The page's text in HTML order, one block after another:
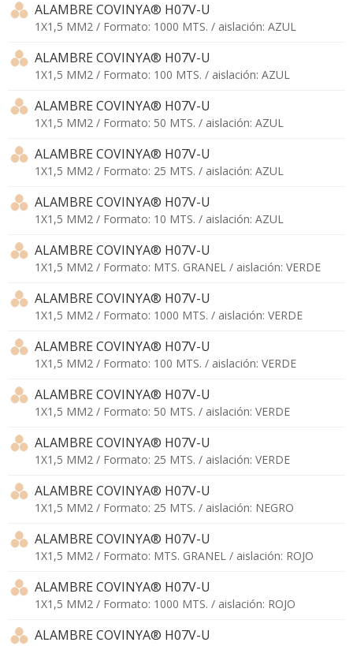
ALAMBRE COVINYA® H07V-U
1X1,5 MM2 / Formato: 1000 MTS. / aislación: AZUL
ALAMBRE COVINYA® H07V-U
1X1,5 MM2 / Formato: 100 MTS. / aislación: AZUL
ALAMBRE COVINYA® H07V-U
1X1,5 MM2 / Formato: 50 MTS. / aislación: AZUL
ALAMBRE COVINYA® H07V-U
1X1,5 MM2 / Formato: 25 MTS. / aislación: AZUL
ALAMBRE COVINYA® H07V-U
1X1,5 MM2 / Formato: 10 MTS. / aislación: AZUL
ALAMBRE COVINYA® H07V-U
1X1,5 MM2 / Formato: MTS. GRANEL / aislación: VERDE
ALAMBRE COVINYA® H07V-U
1X1,5 MM2 / Formato: 1000 MTS. / aislación: VERDE
ALAMBRE COVINYA® H07V-U
1X1,5 MM2 / Formato: 100 MTS. / aislación: VERDE
ALAMBRE COVINYA® H07V-U
1X1,5 MM2 / Formato: 50 MTS. / aislación: VERDE
ALAMBRE COVINYA® H07V-U
1X1,5 MM2 / Formato: 25 MTS. / aislación: VERDE
ALAMBRE COVINYA® H07V-U
1X1,5 MM2 / Formato: 25 MTS. / aislación: NEGRO
ALAMBRE COVINYA® H07V-U
1X1,5 MM2 / Formato: MTS. GRANEL / aislación: ROJO
ALAMBRE COVINYA® H07V-U
1X1,5 MM2 / Formato: 1000 MTS. / aislación: ROJO
ALAMBRE COVINYA® H07V-U